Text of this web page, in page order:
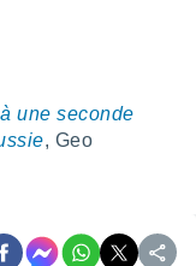
une seconde
, Geo